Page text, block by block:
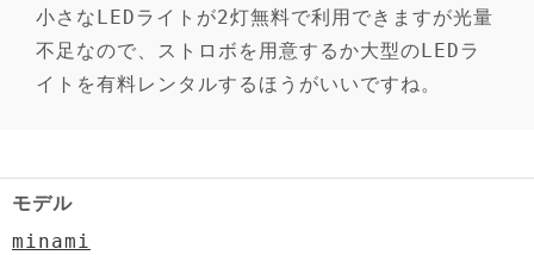
小さなLEDライトが2灯無料で利用できますが光量
不足なので、ストロボを用意するか大型のLEDラ
イトを有料レンタルするほうがいいですね。
モデル
minami